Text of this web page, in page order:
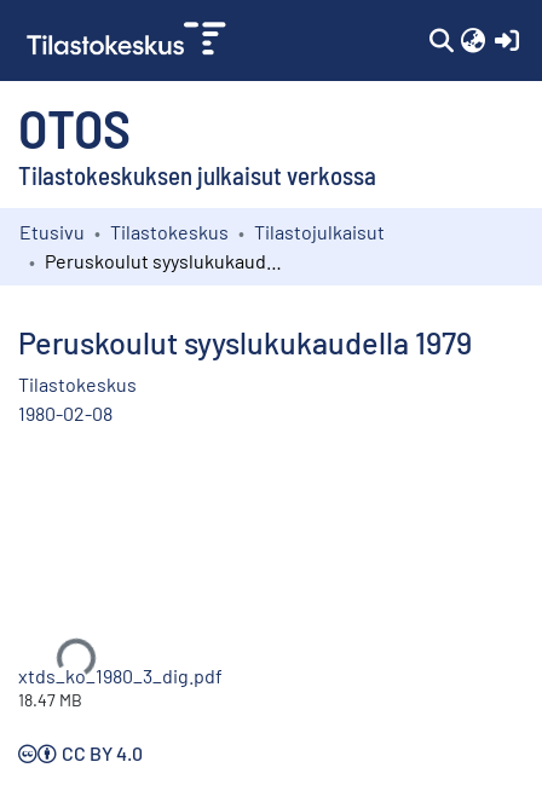
OTOS
Tilastokeskuksen julkaisut verkossa
Kokoelmat
Etusivu Tilastokeskus
Tilastojulkaisut
Peruskoulut syyslukukaudella 1979
Tilastokeskus
1980-02-08
Ladataan...
xtds_ko_1980_3_dig.pdf
18.47 MB
CC BY 4.0